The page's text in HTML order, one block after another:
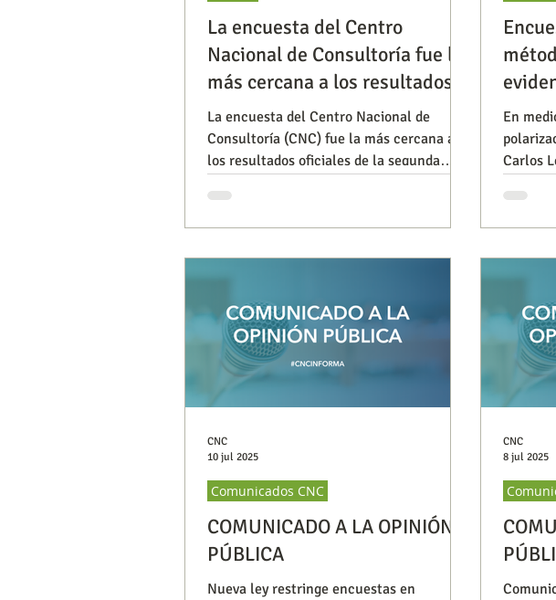
Segmentación, hábitos y usos Observatorios
Consumo de medios Eficiencia publicitaria
La encuesta del Centro
Nacional de Consultoría fue la
más cercana a los resultados
La encuesta del Centro Nacional de
Consultoría (CNC) fue la más cercana a
los resultados oficiales de la segunda
reafirma el valor del método
probabilístico, la rigurosidad estadística y
En
Carlos
la
COMUNICADO A LA OPINIÓN
PÚBLICA
Nueva ley restringe encuestas en
Comunicados CNC
CNC
10 jul 2025
CNC
8 jul 2025